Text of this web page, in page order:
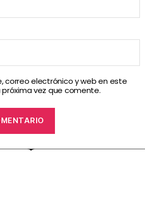
correo electrónico y web en este
vez que comente.